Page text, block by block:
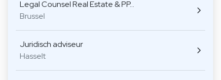
Legal Counsel Real Estate & PP…
Brussel
Juridisch adviseur
Hasselt